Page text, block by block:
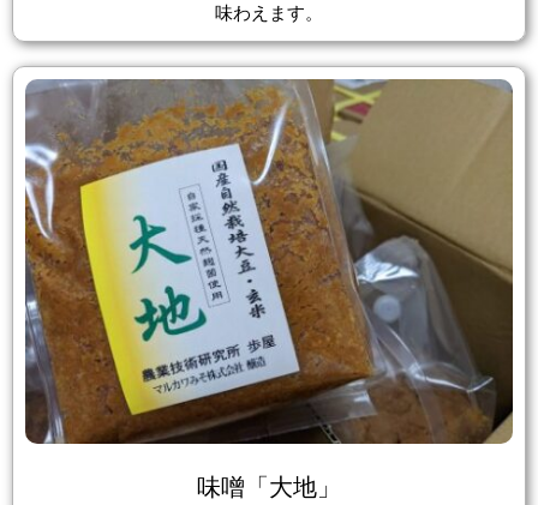
味わえます。
味噌「大地」